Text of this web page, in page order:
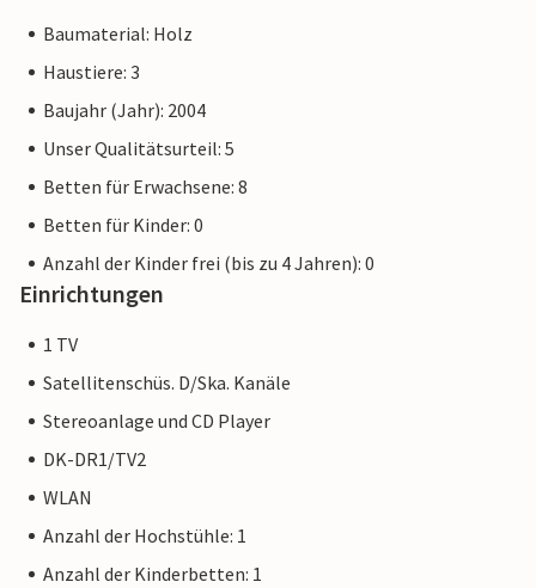
Baumaterial: Holz
Haustiere: 3
Baujahr (Jahr): 2004
Unser Qualitätsurteil: 5
Betten für Erwachsene: 8
Betten für Kinder: 0
Anzahl der Kinder frei (bis zu 4 Jahren): 0
Einrichtungen
1 TV
Satellitenschüs. D/Ska. Kanäle
Stereoanlage und CD Player
DK-DR1/TV2
WLAN
Anzahl der Hochstühle: 1
Anzahl der Kinderbetten: 1